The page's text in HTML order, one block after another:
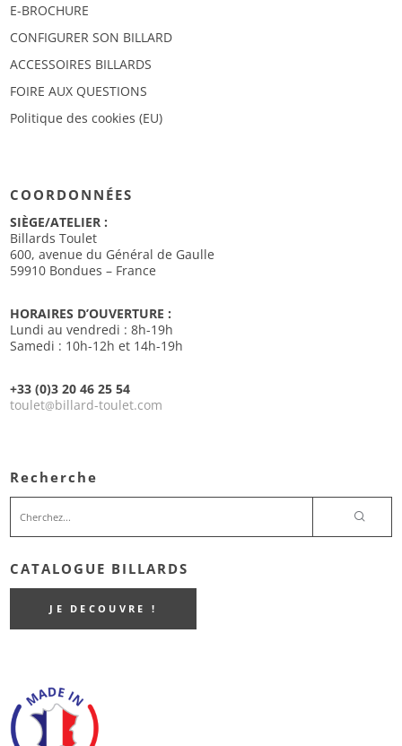
E-BROCHURE
CONFIGURER SON BILLARD
ACCESSOIRES BILLARDS
FOIRE AUX QUESTIONS
Politique des cookies (EU)
COORDONNÉES
SIÈGE/ATELIER :
Billards Toulet
600, avenue du Général de Gaulle
59910 Bondues – France
HORAIRES D’OUVERTURE :
Lundi au vendredi : 8h-19h
Samedi : 10h-12h et 14h-19h
+33 (0)3 20 46 25 54
toulet@billard-toulet.com
Recherche
CATALOGUE BILLARDS
JE DECOUVRE !